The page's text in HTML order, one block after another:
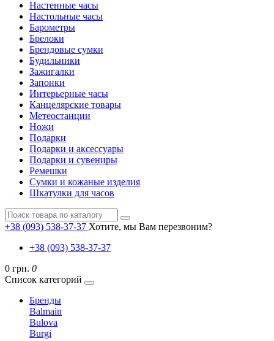
Настенные часы
Настольные часы
Барометры
Брелоки
Брендовые сумки
Будильники
Зажигалки
Запонки
Интерьерные часы
Канцелярские товары
Метеостанции
Ножи
Подарки
Подарки и аксессуары
Подарки и сувениры
Ремешки
Сумки и кожаные изделия
Шкатулки для часов
+38 (093) 538-37-37 Хотите, мы Вам перезвоним?
+38 (093) 538-37-37
0 грн. 0
Список категорий
Бренды
Balmain
Bulova
Burgi